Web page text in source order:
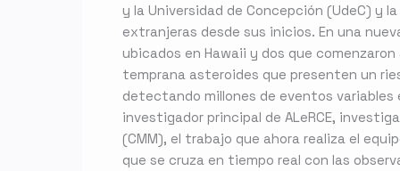
y la Universidad de Concepción (UdeC) y
extranjeras desde sus inicios. En una
ubicados en Hawaii y dos que
temprana asteroides que presenten un
detectando millones de eventos variables
investigador principal de ALeRCE,
(CMM), el trabajo que ahora realiza el
que se cruza en tiempo real con las